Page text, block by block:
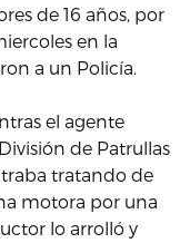
de 16 años, por
en la
a un Policía.
el agente
de Patrullas
tratando de
motora por una
lo arrolló y